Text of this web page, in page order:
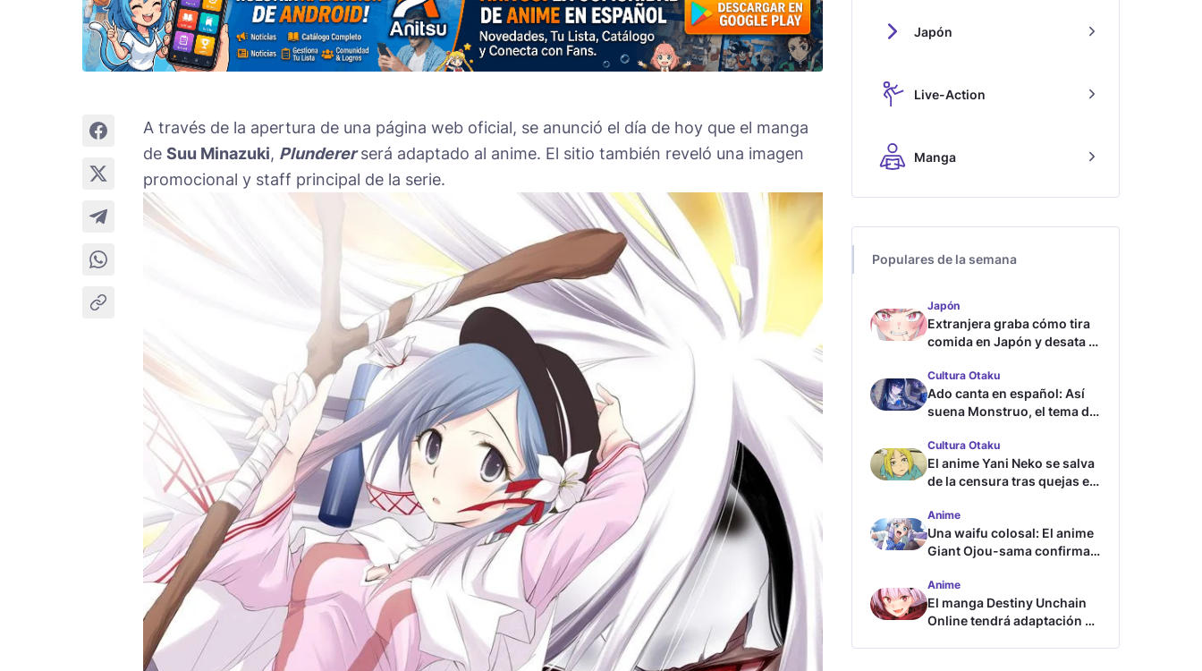
A través de la apertura de una página web oficial, se anunció el día de hoy que el manga
de Suu Minazuki, Plundererserá adaptado al anime. El sitio también reveló una imagen
promocional y staff principal de la serie.
Japón
Live-Action
Manga
Populares de la semana
Japón
Extranjera graba cómo tira
comida en Japón y desata la
Cultura Otaku
Ado canta en español: Así
suena Monstruo, el tema de
Cultura Otaku
El anime Yani Neko se salva
de la censura tras quejas en
Anime
Una waifu colosal: El anime
Giant Ojou-sama confirma
Anime
El manga Destiny Unchain
Online tendrá adaptación al